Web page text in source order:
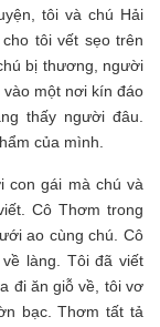
tôi và chú Hải
tôi vết sẹo trên
bị thương, người
một nơi kín đáo
thấy người đâu.
của mình.
con gái mà chú và
Cô Thơm trong
ao cùng chú. Cô
làng. Tôi đã viết
đi ăn giỗ về, tôi vơ
bạc. Thơm tất tả